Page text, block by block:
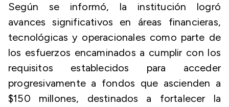
Según se informó, la institución logró
avances significativos en áreas financieras,
tecnológicas y operacionales como parte de
los esfuerzos encaminados a cumplir con los
requisitos establecidos para acceder
progresivamente a fondos que ascienden a
$150 millones, destinados a fortalecer la